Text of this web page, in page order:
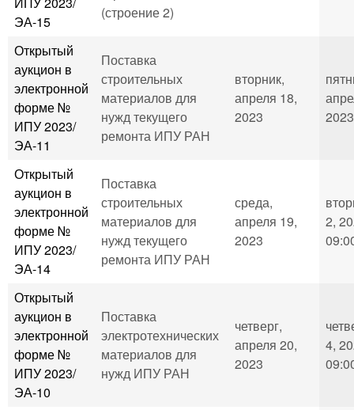
ЭА-15
(строение 2)
Открытый
аукцион в
электронной
форме №
ИПУ 2023/
ЭА-11
Поставка
строительных
материалов для
нужд текущего
ремонта ИПУ РАН
вторник,
апреля 18,
2023
Открытый
аукцион в
электронной
форме №
ИПУ 2023/
ЭА-14
Поставка
строительных
материалов для
нужд текущего
ремонта ИПУ РАН
среда,
апреля 19,
2023
2,
Открытый
аукцион в
электронной
форме №
ИПУ 2023/
ЭА-10
Поставка
электротехнических
материалов для
нужд ИПУ РАН
четверг,
апреля 20,
2023
4,